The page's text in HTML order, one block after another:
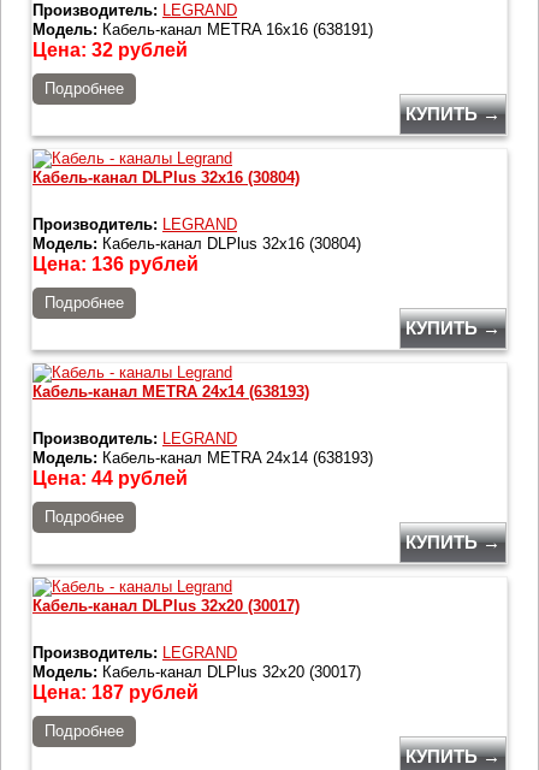
Производитель: LEGRAND
Модель: Кабель-канал METRA 16x16 (638191)
Цена: 32 рублей
Подробнее
КУПИТЬ →
Кабель-канал DLPlus 32x16 (30804)
Производитель: LEGRAND
Модель: Кабель-канал DLPlus 32x16 (30804)
Цена: 136 рублей
Подробнее
КУПИТЬ →
Кабель-канал METRA 24x14 (638193)
Производитель: LEGRAND
Модель: Кабель-канал METRA 24x14 (638193)
Цена: 44 рублей
Подробнее
КУПИТЬ →
Кабель-канал DLPlus 32x20 (30017)
Производитель: LEGRAND
Модель: Кабель-канал DLPlus 32x20 (30017)
Цена: 187 рублей
Подробнее
КУПИТЬ →